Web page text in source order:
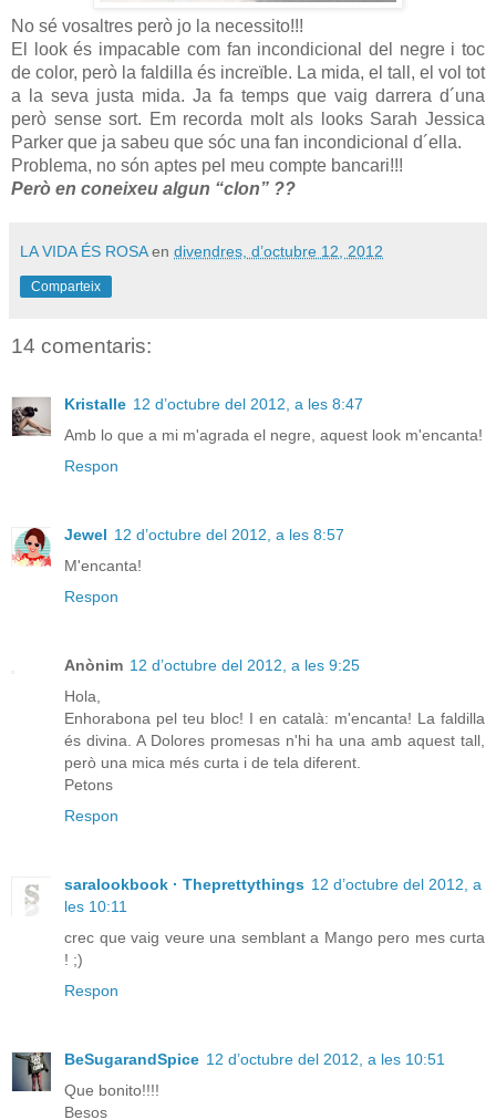
No sé vosaltres però jo la necessito!!!
El look és impacable com fan incondicional del negre i toc
de color, però la faldilla és increïble. La mida, el tall, el vol tot
a la seva justa mida. Ja fa temps que vaig darrera d´una
però sense sort. Em recorda molt als looks Sarah Jessica
Parker que ja sabeu que sóc una fan incondicional d´ella.
Problema, no són aptes pel meu compte bancari!!!
Però en coneixeu algun “clon” ??
LA VIDA ÉS ROSA en divendres, d’octubre 12, 2012
Comparteix
14 comentaris:
Kristalle 12 d’octubre del 2012, a les 8:47
Amb lo que a mi m'agrada el negre, aquest look m'encanta!
Respon
Jewel 12 d’octubre del 2012, a les 8:57
M'encanta!
Respon
Anònim 12 d’octubre del 2012, a les 9:25
Hola,
Enhorabona pel teu bloc! I en català: m'encanta! La faldilla
és divina. A Dolores promesas n'hi ha una amb aquest tall,
però una mica més curta i de tela diferent.
Petons
Respon
saralookbook · Theprettythings 12 d’octubre del 2012, a
les 10:11
crec que vaig veure una semblant a Mango pero mes curta
! ;)
Respon
BeSugarandSpice 12 d’octubre del 2012, a les 10:51
Que bonito!!!!
Besos